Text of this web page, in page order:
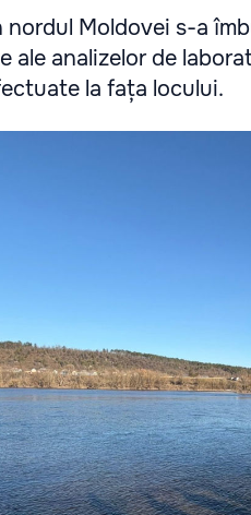
nordul Moldovei s-a
ale analizelor de
la fața locului.